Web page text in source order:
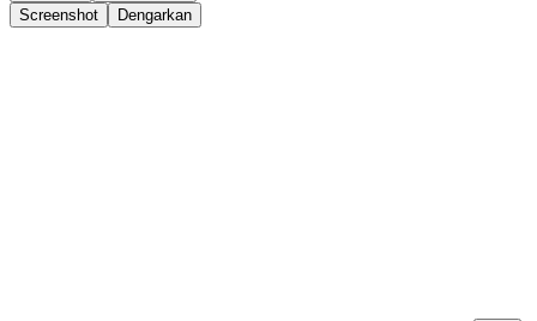
Screenshot
Dengarkan